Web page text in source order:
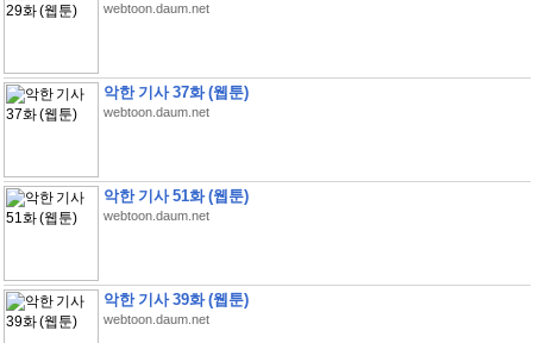
webtoon.daum.net
악한 기사 37화 (웹툰)
webtoon.daum.net
악한 기사 51화 (웹툰)
webtoon.daum.net
악한 기사 39화 (웹툰)
webtoon.daum.net